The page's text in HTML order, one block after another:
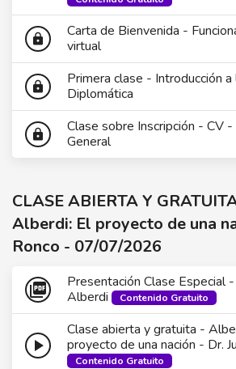
lock
Carta de Bienvenida -
virtual
lock
Primera clase - Introducción a
Diplomática
lock
Clase sobre Inscripción - CV
General
CLASE ABIERTA Y
Alberdi: El proyecto de una
Ronco - 07/07/2026
picture_as_pdf
Presentación Clase Especial
Alberdi
Contenido Gratuito
play_arrow
Clase abierta y gratuita -
proyecto de una nación - Dr.
Contenido Gratuito